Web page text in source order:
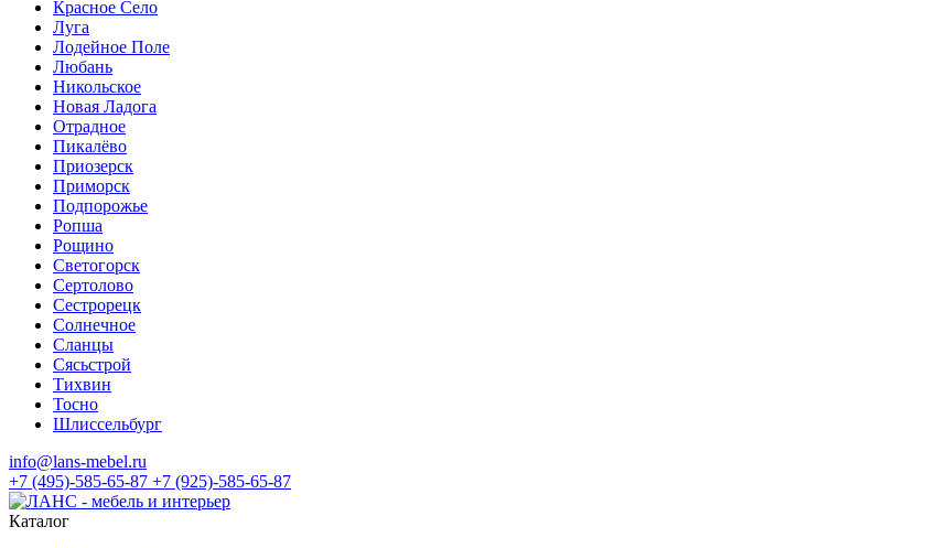
Красное Село
Луга
Лодейное Поле
Любань
Никольское
Новая Ладога
Отрадное
Пикалёво
Приозерск
Приморск
Подпорожье
Ропша
Рощино
Светогорск
Сертолово
Сестрорецк
Солнечное
Сланцы
Сясьстрой
Тихвин
Тосно
Шлиссельбург
info@lans-mebel.ru
+7 (495)-585-65-87 +7 (925)-585-65-87
Каталог